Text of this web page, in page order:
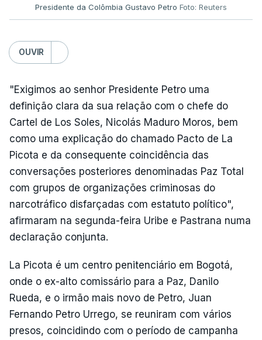
Presidente da Colômbia Gustavo Petro Foto: Reuters
OUVIR
"Exigimos ao senhor Presidente Petro uma
definição clara da sua relação com o chefe do
Cartel de Los Soles, Nicolás Maduro Moros, bem
como uma explicação do chamado Pacto de La
Picota e da consequente coincidência das
conversações posteriores denominadas Paz Total
com grupos de organizações criminosas do
narcotráfico disfarçadas com estatuto político",
afirmaram na segunda-feira Uribe e Pastrana numa
declaração conjunta.
La Picota é um centro penitenciário em Bogotá,
onde o ex-alto comissário para a Paz, Danilo
Rueda, e o irmão mais novo de Petro, Juan
Fernando Petro Urrego, se reuniram com vários
presos, coincidindo com o período de campanha